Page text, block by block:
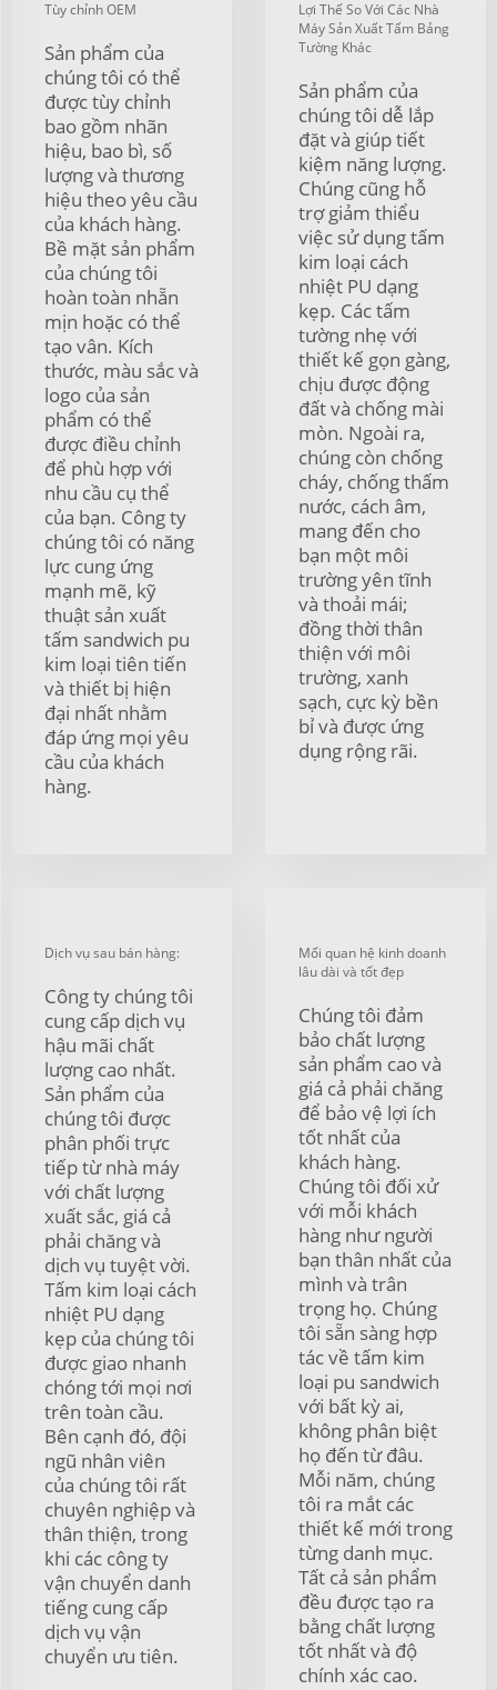
Tùy chỉnh OEM
Sản phẩm của
chúng tôi có thể
được tùy chỉnh
bao gồm nhãn
hiệu, bao bì, số
lượng và thương
hiệu theo yêu cầu
của khách hàng.
Bề mặt sản phẩm
của chúng tôi
hoàn toàn nhẵn
mịn hoặc có thể
tạo vân. Kích
thước, màu sắc và
logo của sản
phẩm có thể
được điều chỉnh
để phù hợp với
nhu cầu cụ thể
của bạn. Công ty
chúng tôi có năng
lực cung ứng
mạnh mẽ, kỹ
thuật sản xuất
tấm sandwich pu
kim loại tiên tiến
và thiết bị hiện
đại nhất nhằm
đáp ứng mọi yêu
cầu của khách
hàng.
Lợi Thế So Với Các Nhà
Máy Sản Xuất Tấm Bảng
Tường Khác
Sản phẩm của
chúng tôi dễ lắp
đặt và giúp tiết
kiệm năng lượng.
Chúng cũng hỗ
trợ giảm thiểu
việc sử dụng tấm
kim loại cách
nhiệt PU dạng
kẹp. Các tấm
tường nhẹ với
thiết kế gọn gàng,
chịu được động
đất và chống mài
mòn. Ngoài ra,
chúng còn chống
cháy, chống thấm
nước, cách âm,
mang đến cho
bạn một môi
trường yên tĩnh
và thoải mái;
đồng thời thân
thiện với môi
trường, xanh
sạch, cực kỳ bền
bỉ và được ứng
dụng rộng rãi.
Dịch vụ sau bán hàng:
Công ty chúng tôi
cung cấp dịch vụ
hậu mãi chất
lượng cao nhất.
Sản phẩm của
chúng tôi được
phân phối trực
tiếp từ nhà máy
với chất lượng
xuất sắc, giá cả
phải chăng và
dịch vụ tuyệt vời.
Tấm kim loại cách
nhiệt PU dạng
kẹp của chúng tôi
được giao nhanh
chóng tới mọi nơi
trên toàn cầu.
Bên cạnh đó, đội
ngũ nhân viên
của chúng tôi rất
chuyên nghiệp và
thân thiện, trong
khi các công ty
vận chuyển danh
tiếng cung cấp
dịch vụ vận
chuyển ưu tiên.
Mối quan hệ kinh doanh
lâu dài và tốt đẹp
Chúng tôi đảm
bảo chất lượng
sản phẩm cao và
giá cả phải chăng
để bảo vệ lợi ích
tốt nhất của
khách hàng.
Chúng tôi đối xử
với mỗi khách
hàng như người
bạn thân nhất của
mình và trân
trọng họ. Chúng
tôi sẵn sàng hợp
tác về tấm kim
loại pu sandwich
với bất kỳ ai,
không phân biệt
họ đến từ đâu.
Mỗi năm, chúng
tôi ra mắt các
thiết kế mới trong
từng danh mục.
Tất cả sản phẩm
đều được tạo ra
bằng chất lượng
tốt nhất và độ
chính xác cao.